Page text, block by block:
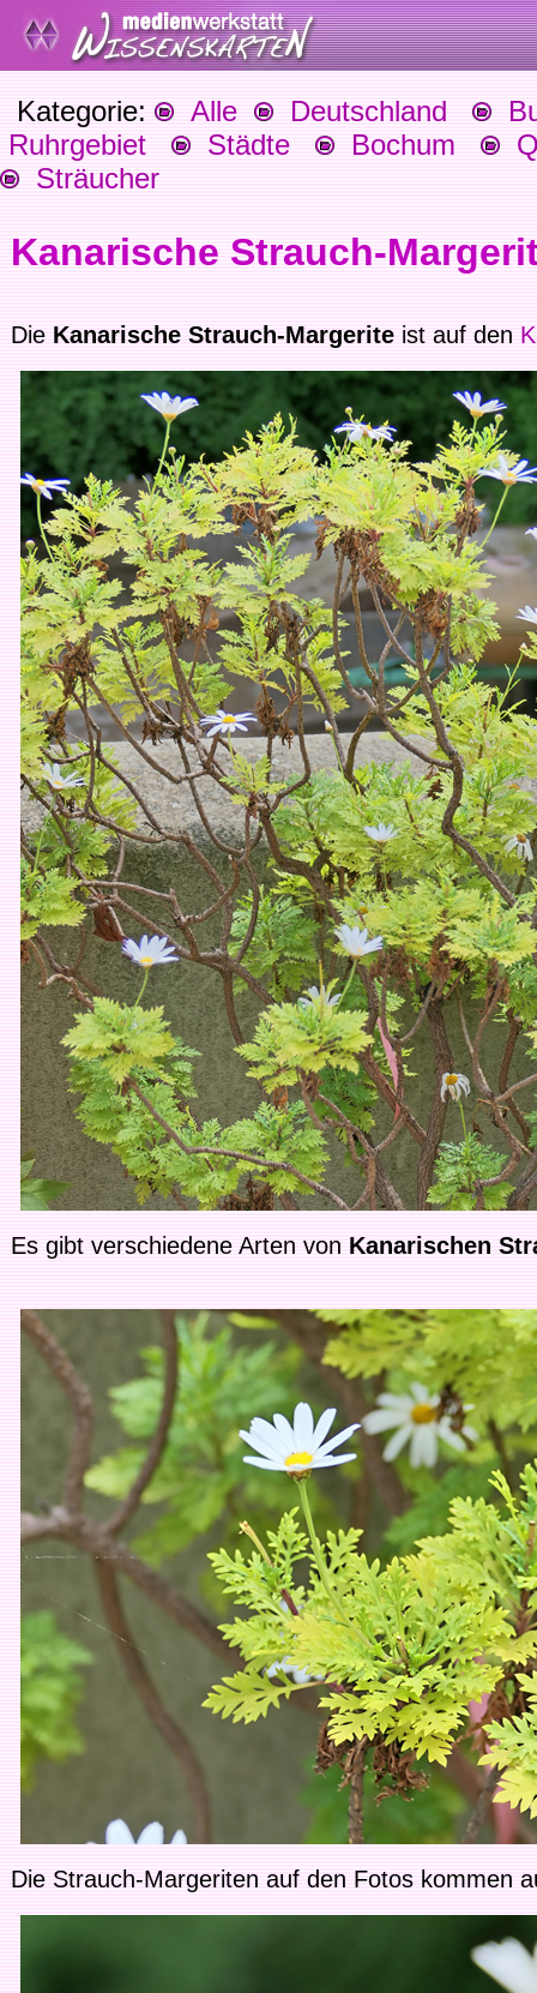
Kategorie: Alle Deutschland
Ruhrgebiet
Städte Bochum
Sträucher
Kanarische Strauch-
DieKanarische Strauch-Margeriteist auf den
Es gibt verschiedene Arten vonKanarischen
Die Strauch-Margeriten auf den Fotos kommen